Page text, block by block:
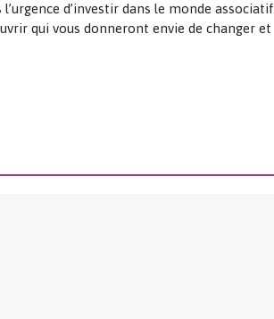
d’investir dans le monde associatif.
qui vous donneront envie de changer et